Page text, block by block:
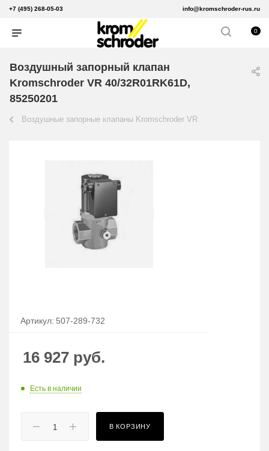
+7 (495) 268-05-03 info@kromschroder-rus.ru
0
Воздушный запорный клапан
Kromschroder VR 40/32R01RK61D,
85250201
Воздушные запорные клапаны Kromschroder VR
Артикул: 507-289-732
16 927 руб.
Есть в наличии
В КОРЗИНУ